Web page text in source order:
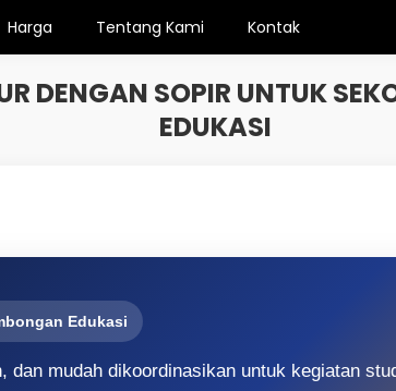
Harga Tentang Kami Kontak
DENGAN SOPIR UNTUK
EDUKASI
Edukasi
dan mudah dikoordinasikan untuk kegiatan